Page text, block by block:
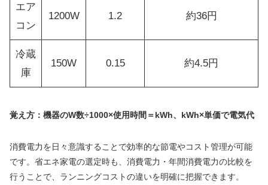
エア
コン
1200W 1.2 約36円
冷蔵
庫
150W 0.15 約4.5円
覚え方：機器のW数÷1000×使用時間＝kWh、kWh×単価で電気代
消費電力を日々意識することで効率的な節電やコスト管理が可能
です。省エネ家電の選定時も、消費電力・年間消費電力の比較を
行うことで、ランニングコストの違いを明確に把握できます。